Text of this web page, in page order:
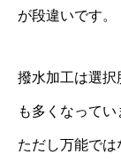
が段違いです。
撥水加工は選
も多くなってい
ただし万能で